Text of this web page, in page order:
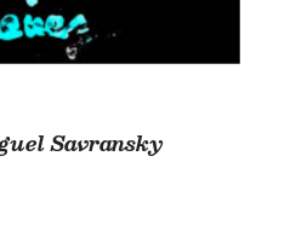
Savransky